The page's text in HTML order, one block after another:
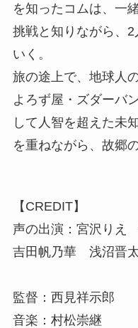
を知ったコムは、一
挑戦と知りながら、
いく。
旅の途上で、地球人
よろず屋・ズダーバ
して人智を超えた未
を重ねながら、故郷
【CREDIT】
声の出演：宮沢り
吉田帆乃華 浅沼晋
監督：西見祥示郎
音楽：村松崇継